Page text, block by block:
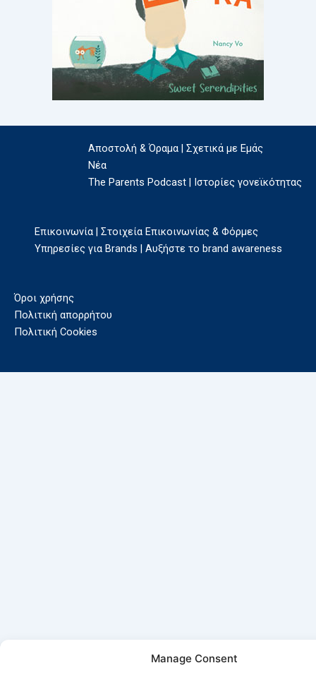
Manage Consent
Αποστολή & Όραμα | Σχετικά με Εμάς
Νέα
The Parents Podcast | Ιστορίες γονεϊκότητας
Επικοινωνία | Στοιχεία Επικοινωνίας & Φόρμες
Υπηρεσίες για Brands | Αυξήστε το brand awareness
Όροι χρήσης
Πολιτική απορρήτου
Πολιτική Cookies